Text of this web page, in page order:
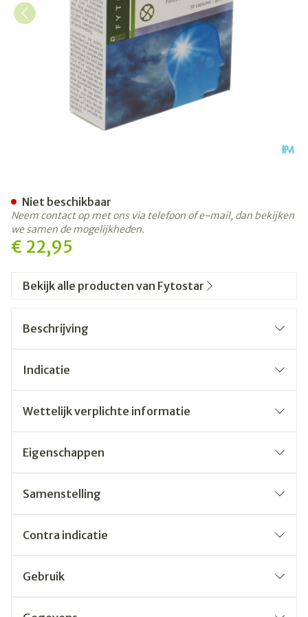
€ 22,95
Niet beschikbaar
Neem contact op met ons via telefoon of e-mail, dan bekijken
we samen de mogelijkheden.
Bekijk alle producten van Fytostar
Beschrijving
Indicatie
Wettelijk verplichte informatie
Eigenschappen
Samenstelling
Contra indicatie
Gebruik